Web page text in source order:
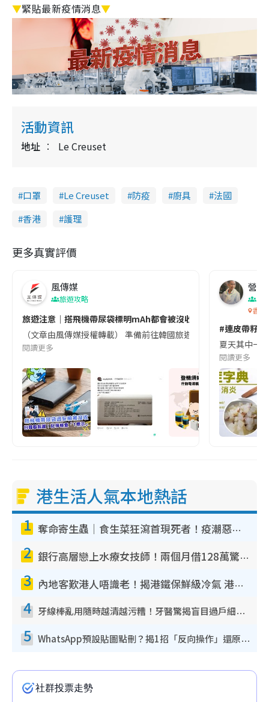
▼緊貼最新疫情消息▼
活動資訊
地址 Le Creuset
口罩 Le Creuset 防疫 廚具
法國
香港
護理
更多真實評價
風傳媒
旅遊攻略
旅遊注意｜搭飛機帶尿袋標明mAh都會被沒收😱出發前切記檢查
（文章由風傳媒授權轉載） 準備前往韓國旅遊的民眾，近期要
閱讀更多
營養
香港
#連皮帶籽
夏天其中一
閱讀更多
港生活人氣本地熱話
1 奪命寄生蟲｜食生菜狂瀉首現死者！疫潮惡化錄1.8萬宗病例 揭洗菜3大謬誤
2 銀行高層戀上水療女技師！兩個月借128萬驚覺「沉船」沉落火海 揭背後疑似邪教操控賣淫
3 內地客歎港人唔識老！揭港鐵保鮮級冷氣 港人求放過：咪投訴
4 牙線棒亂用隨時越清越污糟！牙醫驚揭盲目過戶細菌恐致蛀牙：呢種先係日常真保養
5 WhatsApp預設貼圖點刪？揭1招「反向操作」還原簡潔介面 附3步實測教學